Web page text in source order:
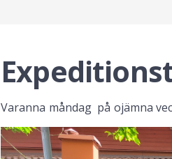
Varanna måndag på ojämna